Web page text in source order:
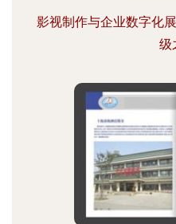
影视制作与企业数字化
级